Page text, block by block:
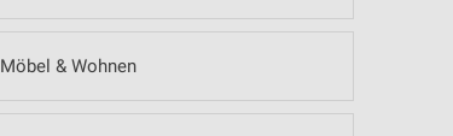
Möbel & Wohnen